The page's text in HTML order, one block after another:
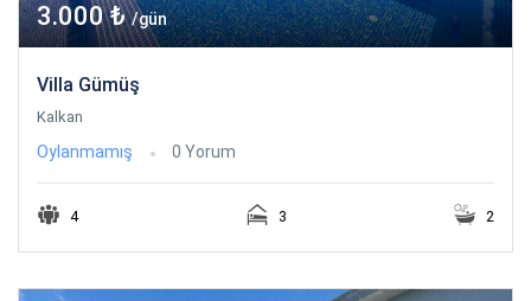
3.000 ₺/gün
Villa Gümüş
Kalkan
Oylanmamış 0 Yorum
4 3 2